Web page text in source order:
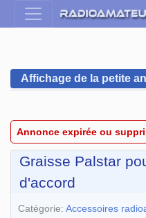
Affichage de la petite
Annonce expirée ou
Graisse Palstar
d'accord
Catégorie: Accessoires